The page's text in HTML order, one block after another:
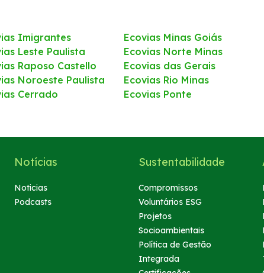
Imigrantes
Leste Paulista
Raposo Castello
Noroeste Paulista
Cerrado
Ecovias Minas Goiás
Ecovias Norte Minas
Ecovias das Gerais
Ecovias Rio Minas
Ecovias Ponte
Notícias
Noticias
Podcasts
Sustentabilidade
Compromissos
Voluntários ESG
Projetos
Socioambientais
Política de Gestão
Integrada